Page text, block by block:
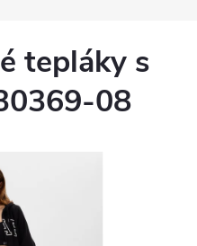
tepláky s
08